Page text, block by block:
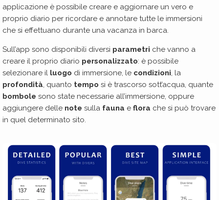
applicazione è possibile creare e aggiornare un vero e
proprio diario per ricordare e annotare tutte le immersioni
che si effettuano durante una vacanza in barca.
Sull’app sono disponibili diversi parametri che vanno a
creare il proprio diario personalizzato: è possibile
selezionare il luogo di immersione, le condizioni, la
profondità, quanto tempo si è trascorso sott’acqua, quante
bombole sono state necessarie all’immersione, oppure
aggiungere delle note sulla fauna e flora che si può trovare
in quel determinato sito.